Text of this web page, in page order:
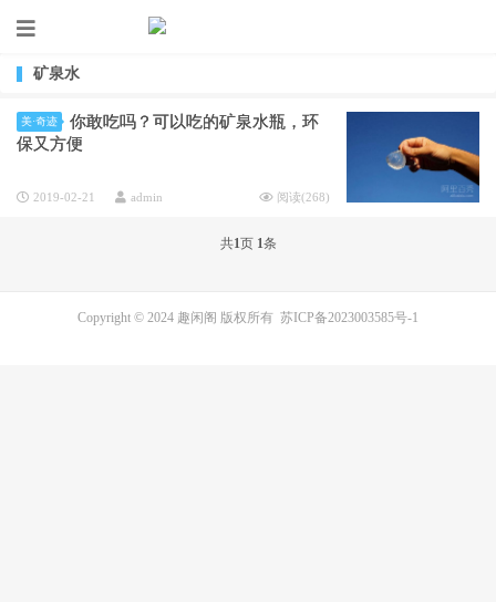
矿泉水
美·奇迹
你敢吃吗？可以吃的矿泉水瓶，环
保又方便
2019-02-21 admin 阅读(268)
共1页 1条
Copyright © 2024 趣闲阁 版权所有 苏ICP备2023003585号-1